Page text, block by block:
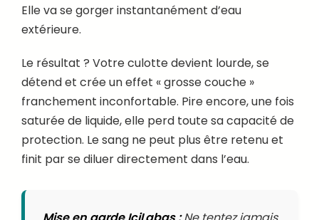
Elle va se gorger instantanément d’eau
extérieure.
Le résultat ? Votre culotte devient lourde, se
détend et crée un effet « grosse couche »
franchement inconfortable. Pire encore, une fois
saturée de liquide, elle perd toute sa capacité de
protection. Le sang ne peut plus être retenu et
finit par se diluer directement dans l’eau.